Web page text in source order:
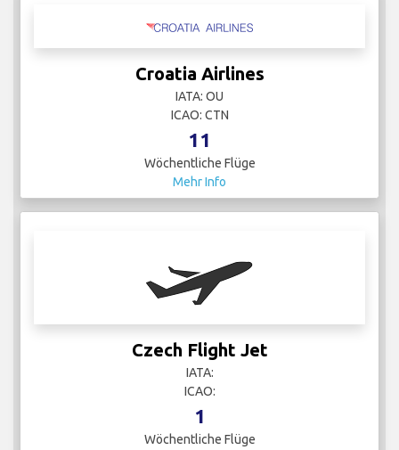
Croatia Airlines
IATA: OU
ICAO: CTN
11
Wöchentliche Flüge
Mehr Info
Czech Flight Jet
IATA:
ICAO:
1
Wöchentliche Flüge